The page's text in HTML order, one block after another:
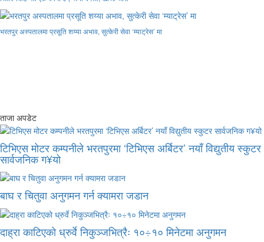
भरतपुर अस्पतालमा प्रसूति शय्या अभाव, सुत्केरी सेवा ‘म्याट्रेस’ मा
ताजा अपडेट
टिभिएस मोटर कम्पनीले भरतपुरमा ‘टिभिएस अर्बिटर’ नयाँ विद्युतीय स्कुटर
सार्वजनिक ग¥यो
बाघ र चितुवा अनुगमन गर्न क्यामरा जडान
दाह्रा काटिएको ध्रुर्वे निकुञ्जभित्रैः १०÷१० मिनेटमा अनुगमन